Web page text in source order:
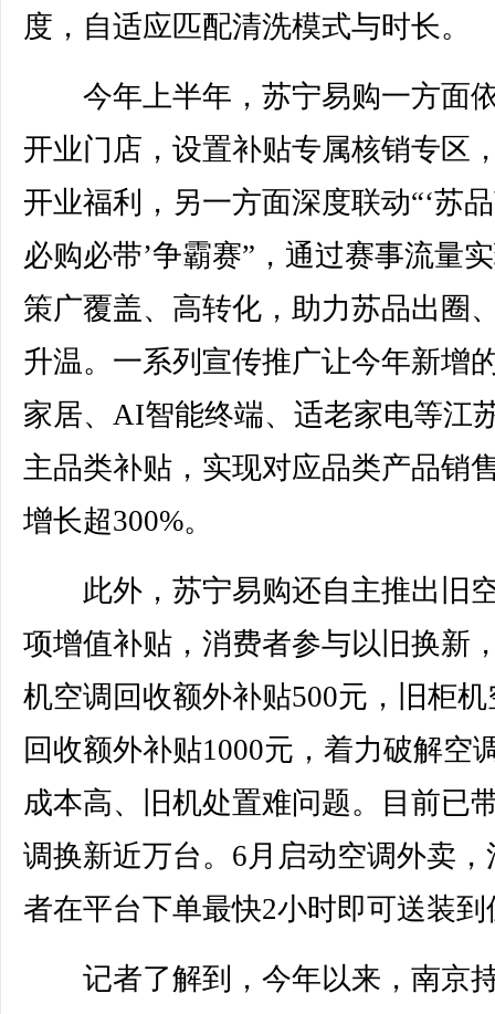
度，自适应匹配清洗模式与时长。
今年上半年，苏宁易购一方面
开业门店，设置补贴专属核销专区
开业福利，另一方面深度联动“‘苏
必购必带’争霸赛”，通过赛事流量
策广覆盖、高转化，助力苏品出圈
升温。一系列宣传推广让今年新增
家居、AI智能终端、适老家电等江
主品类补贴，实现对应品类产品销
增长超300%。
此外，苏宁易购还自主推出旧
项增值补贴，消费者参与以旧换新
机空调回收额外补贴500元，旧柜机
回收额外补贴1000元，着力破解空
成本高、旧机处置难问题。目前已
调换新近万台。6月启动空调外卖，
者在平台下单最快2小时即可送装到
记者了解到，今年以来，南京